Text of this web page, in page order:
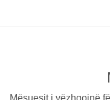
Mësuesit i vëzhgojnë